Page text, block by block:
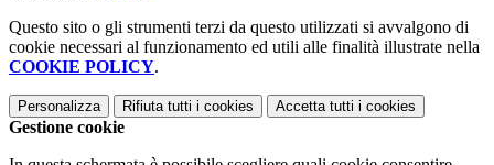
Questo sito o gli strumenti terzi da questo utilizzati si avvalgono di
cookie necessari al funzionamento ed utili alle finalità illustrate nella
COOKIE POLICY.
Personalizza Rifiuta tutti i cookies Accetta tutti i cookies
Gestione cookie